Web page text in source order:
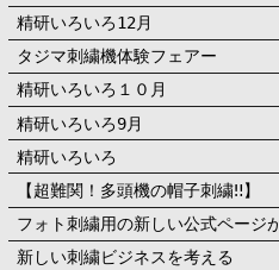
精研いろいろ12月
タジマ刺繍機体験フェアー
精研いろいろ１０月
精研いろいろ9月
精研いろいろ
【超難関！多頭機の帽子刺繍‼】
フォト刺繍用の新しい公式ページ
新しい刺繍ビジネスを考える